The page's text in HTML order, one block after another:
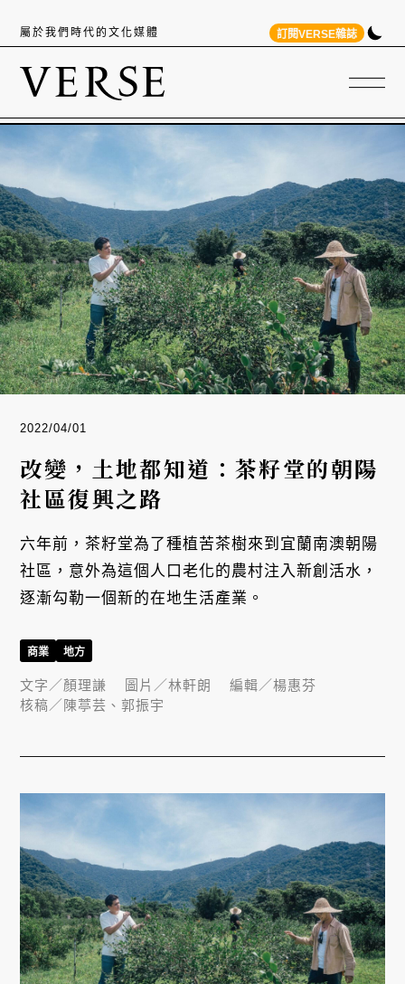
屬於我們時代的文化媒體 訂閱VERSE雜誌
2022/04/01
改變，土地都知道：茶籽堂的朝陽
社區復興之路
六年前，茶籽堂為了種植苦茶樹來到宜蘭南澳朝陽
社區，意外為這個人口老化的農村注入新創活水，
逐漸勾勒一個新的在地生活產業。
商業 地方
文字／顏理謙 圖片／林軒朗 編輯／楊惠芬
核稿／ 陳葶芸、郭振宇